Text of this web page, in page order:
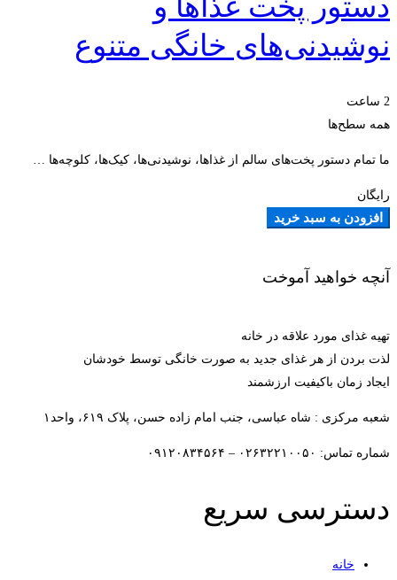
نوشیدنی‌های خانگی متنوع
2 ساعت
همه سطح‌ها
ما تمام دستور پخت‌های سالم از غذاها، نوشیدنی‌ها، کیک‌ها، کلوچه‌ها …
رایگان
افزودن به سبد خرید
آنچه خواهید آموخت
تهیه غذای مورد علاقه در خانه
لذت بردن از هر غذای جدید به صورت خانگی توسط خودشان
ایجاد زمان باکیفیت ارزشمند
شعبه مرکزی : شاه عباسی، جنب امام زاده حسن، پلاک ۶۱۹، واحد۱​
شماره تماس: ۰۲۶۳۲۲۱۰۰۵۰ – ۰۹۱۲۰۸۳۴۵۶۴
دسترسی سریع
خانه